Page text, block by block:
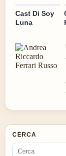
Cast Di Soy
Luna
CERCA